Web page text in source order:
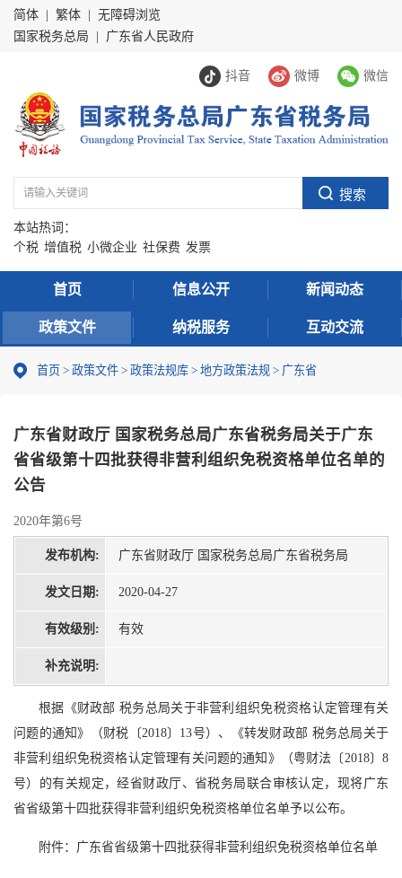
简体 繁体
无障碍浏览
国家税务总局
广东省人民政府
抖音 微博 微信
本站热词：
个税 增值税 小微企业 社保费 发票
首页 信息公开 新闻动态
政策文件 纳税服务 互动交流
首页 > 政策文件 > 政策法规库 > 地方政策法规 > 广东省
广东省财政厅 国家税务总局广东省税务局关于广东
省省级第十四批获得非营利组织免税资格单位名单的
公告
2020年第6号
发布机构: 广东省财政厅 国家税务总局广东省税务局
发文日期: 2020-04-27
有效级别: 有效
补充说明:
根据《财政部 税务总局关于非营利组织免税资格认定管理有关
问题的通知》（财税〔2018〕13号）、《转发财政部 税务总局关于
非营利组织免税资格认定管理有关问题的通知》（粤财法〔2018〕8
号）的有关规定，经省财政厅、省税务局联合审核认定，现将广东
省省级第十四批获得非营利组织免税资格单位名单予以公布。
附件：广东省省级第十四批获得非营利组织免税资格单位名单